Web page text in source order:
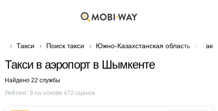
Такси Поиск такси Южно-Казахстанская область
Такси в аэропорт в Шымкенте
Найдено 22 службы
Рейтинг: 9 на основе 472 оценок